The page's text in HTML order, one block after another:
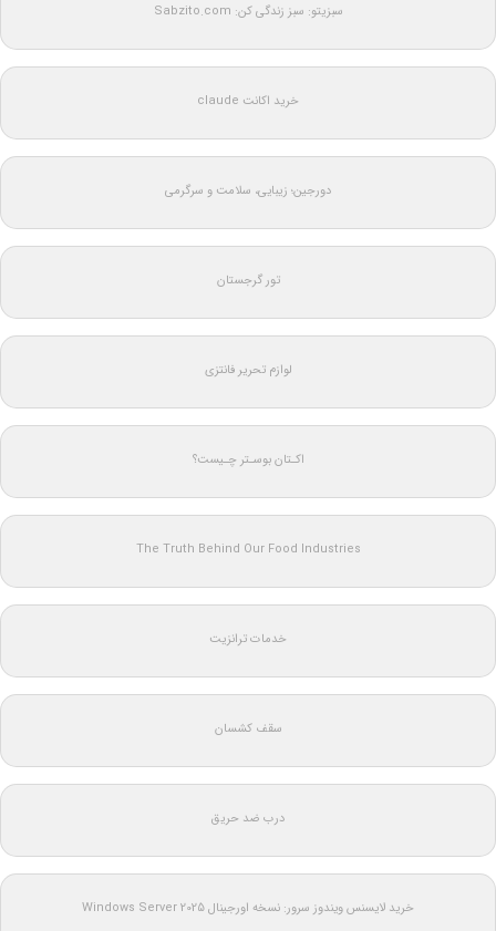
سبزیتو: سبز زندگی کن: Sabzito.com
خرید اکانت claude
دورجین؛ زیبایی، سلامت و سرگرمی
تور گرجستان
لوازم تحریر فانتزی
اکـتان بوسـتر چـیست؟
The Truth Behind Our Food Industries
خدمات ترانزیت
سقف کشسان
درب ضد حریق
خرید لایسنس ویندوز سرور: نسخه اورجینال Windows Server 2025